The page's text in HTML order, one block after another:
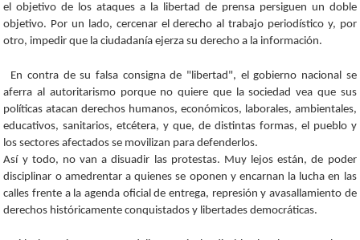
el objetivo de los ataques a la libertad de prensa persiguen un doble
objetivo. Por un lado, cercenar el derecho al trabajo periodístico y, por
otro, impedir que la ciudadanía ejerza su derecho a la información.
En contra de su falsa consigna de "libertad", el gobierno nacional se
aferra al autoritarismo porque no quiere que la sociedad vea que sus
políticas atacan derechos humanos, económicos, laborales, ambientales,
educativos, sanitarios, etcétera, y que, de distintas formas, el pueblo y
los sectores afectados se movilizan para defenderlos.
Así y todo, no van a disuadir las protestas. Muy lejos están, de poder
disciplinar o amedrentar a quienes se oponen y encarnan la lucha en las
calles frente a la agenda oficial de entrega, represión y avasallamiento de
derechos históricamente conquistados y libertades democráticas.